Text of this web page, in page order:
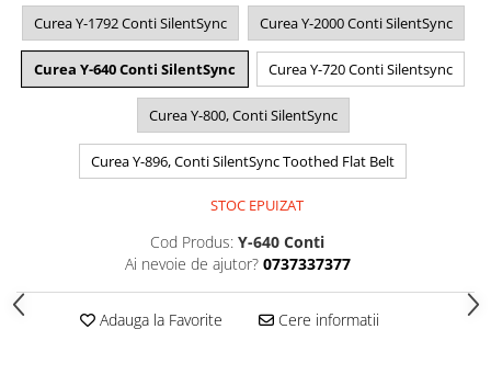
Curea Y-1792 Conti SilentSync Curea Y-2000 Conti SilentSync
Curea Y-640 Conti SilentSync Curea Y-720 Conti Silentsync
Curea Y-800, Conti SilentSync
Curea Y-896, Conti SilentSync Toothed Flat Belt
STOC EPUIZAT
Cod Produs: Y-640 Conti
Ai nevoie de ajutor? 0737337377
Adauga la Favorite Cere informatii